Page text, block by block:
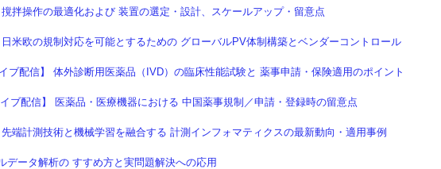
拌操作の最適化および 装置の選定・設計、スケールアップ・留意点
米欧の規制対応を可能とするための グローバルPV体制構築とベンダーコントロール
ブ配信】 体外診断用医薬品（IVD）の臨床性能試験と 薬事申請・保険適用のポイント
ブ配信】 医薬品・医療機器における 中国薬事規制／申請・登録時の留意点
端計測技術と機械学習を融合する 計測インフォマティクスの最新動向・適用事例
データ解析の すすめ方と実問題解決への応用